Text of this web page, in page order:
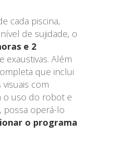
cada piscina,
de sujidade, o
e 2
exaustivas. Além
que inclui
com
o uso do robot e
possa operá-lo
o programa